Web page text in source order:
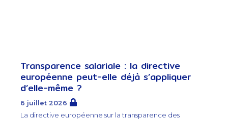
Transparence salariale : la directive
européenne peut-elle déjà s’appliquer
d’elle-même ?
6 juillet 2026
La directive européenne sur la transparence des